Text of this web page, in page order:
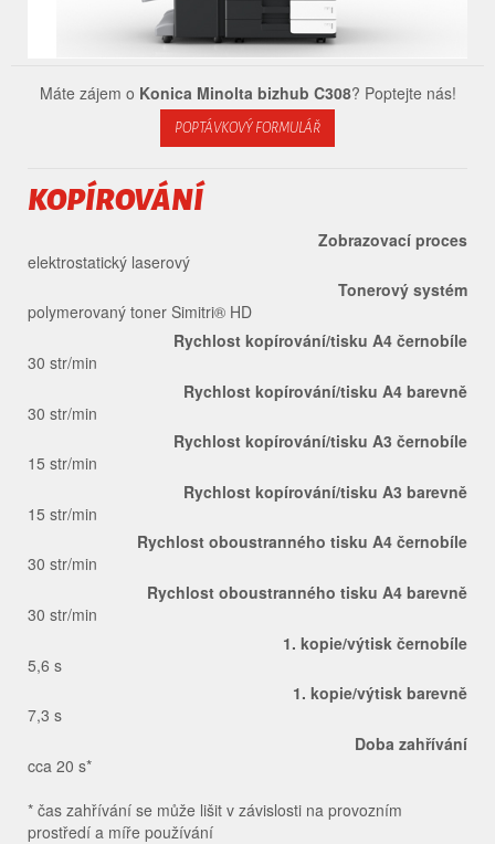
Máte zájem o Konica Minolta bizhub C308? Poptejte nás!
POPTÁVKOVÝ FORMULÁŘ
KOPÍROVÁNÍ
Zobrazovací proces
elektrostatický laserový
Tonerový systém
polymerovaný toner Simitri® HD
Rychlost kopírování/tisku A4 černobíle
30 str/min
Rychlost kopírování/tisku A4 barevně
30 str/min
Rychlost kopírování/tisku A3 černobíle
15 str/min
Rychlost kopírování/tisku A3 barevně
15 str/min
Rychlost oboustranného tisku A4 černobíle
30 str/min
Rychlost oboustranného tisku A4 barevně
30 str/min
1. kopie/výtisk černobíle
5,6 s
1. kopie/výtisk barevně
7,3 s
Doba zahřívání
cca 20 s*
* čas zahřívání se může lišit v závislosti na provozním
prostředí a míře používání